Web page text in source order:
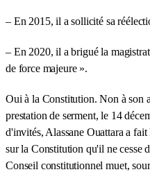
– En 2015, il a sollicité sa
– En 2020, il a brigué la
de force majeure ».
Oui à la Constitution. Non à son
prestation de serment, le 14
d'invités, Alassane Ouattara a
sur la Constitution qu'il ne cesse
Conseil constitutionnel muet,